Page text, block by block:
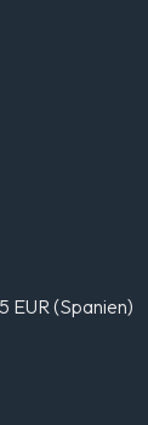
EUR (Spanien)